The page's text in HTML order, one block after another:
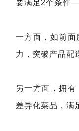
要满足2个条件
一方面，如前面
力，突破产品配
另一方面，拥有
差异化菜品，满